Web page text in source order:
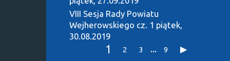
VIII Sesja Rady Powiatu
Wejherowskiego cz. 1 piątek,
30.08.2019
1 2 3 ... 9